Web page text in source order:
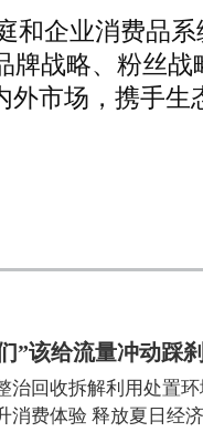
和企业消费品
牌战略、粉丝
外市场，携手生
”该给流量冲动踩
治回收拆解利用处置
消费体验 释放夏日经